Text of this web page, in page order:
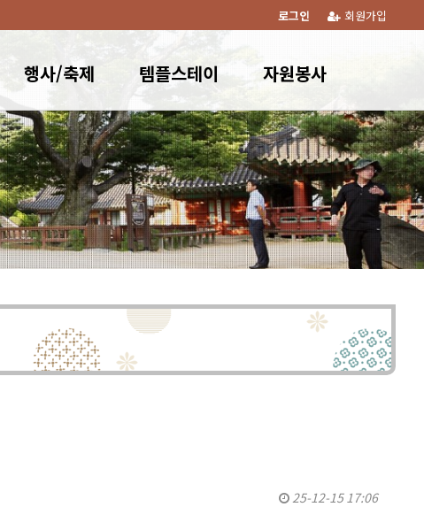
회원가입
로그인
행사/축제 템플스테이 자원봉사
25-12-15 17:06